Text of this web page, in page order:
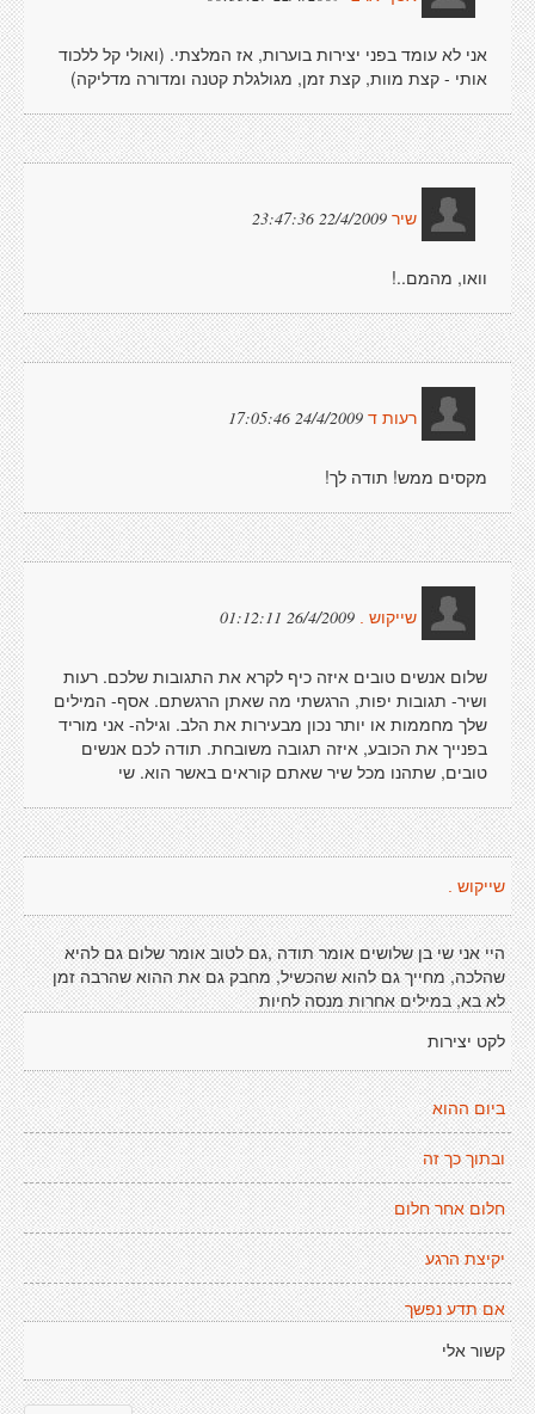
אני לא עומד בפני יצירות בוערות, אז המלצתי. (ואולי קל ללכוד
אותי - קצת מוות, קצת זמן, מגולגלת קטנה ומדורה מדליקה)
שיר 22/4/2009 23:47:36
וואו, מהמם..!
רעות ד 24/4/2009 17:05:46
מקסים ממש! תודה לך!
שייקוש . 26/4/2009 01:12:11
שלום אנשים טובים איזה כיף לקרא את התגובות שלכם. רעות
ושיר- תגובות יפות, הרגשתי מה שאתן הרגשתם. אסף- המילים
שלך מחממות או יותר נכון מבעירות את הלב. וגילה- אני מוריד
בפנייך את הכובע, איזה תגובה משובחת. תודה לכם אנשים
טובים, שתהנו מכל שיר שאתם קוראים באשר הוא. שי
שייקוש .
היי אני שי בן שלושים אומר תודה ,גם לטוב אומר שלום גם להיא
שהלכה, מחייך גם להוא שהכשיל, מחבק גם את ההוא שהרבה זמן
לא בא, במילים אחרות מנסה לחיות
לקט יצירות
ביום ההוא
ובתוך כך זה
חלום אחר חלום
יקיצת הרגע
אם תדע נפשך
קשור אלי